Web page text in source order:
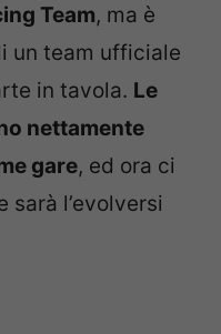
Team, ma è
un team ufficiale
in tavola. Le
nettamente
gare, ed ora ci
sarà l’evolversi